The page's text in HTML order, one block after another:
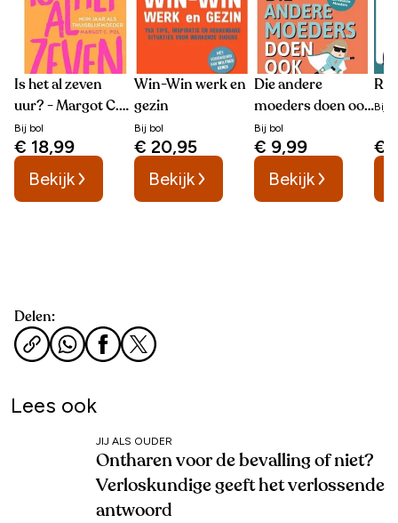
Is het al zeven
uur? - Margot C.
Pol
Bij bol
€ 18,99
Bekijk
Win-Win werk en
gezin
Bij bol
€ 20,95
Bekijk
Die andere
moeders doen ook
maar wat
Bij bol
€ 9,99
Bekijk
Bij
€
Delen:
Lees ook
JIJ ALS OUDER
Ontharen voor de bevalling of niet?
Verloskundige geeft het verlossende
antwoord